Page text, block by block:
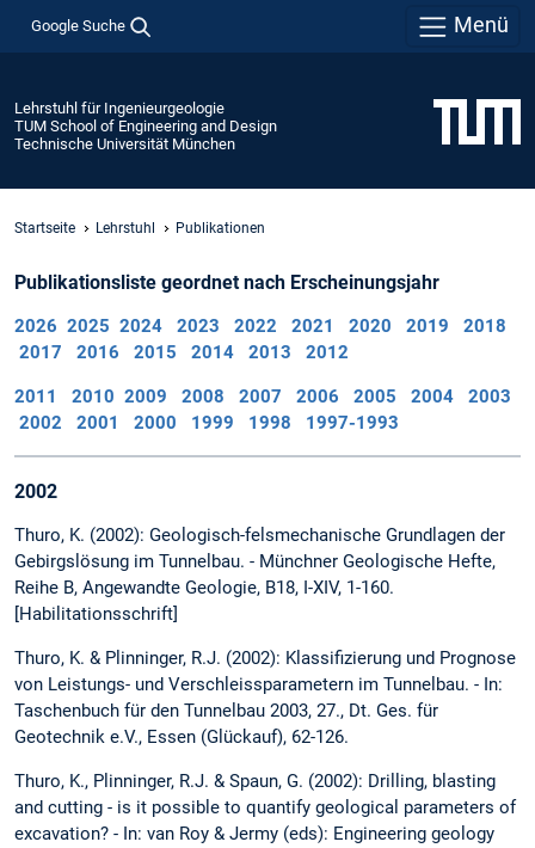
Google Suche Menü
Lehrstuhl für Ingenieurgeologie
TUM School of Engineering and Design
Technische Universität München
Startseite Lehrstuhl Publikationen
Publikationsliste geordnet nach Erscheinungsjahr
2026 2025 2024 2023 2022 2021 2020 2019
2018
2017
2016 2015 2014 2013 2012
2011 2010 2009 2008 2007 2006 2005 2004
2003
2002
2001 2000 1999 1998 1997-1993
2002
Thuro, K. (2002): Geologisch-felsmechanische Grundlagen der
Gebirgslösung im Tunnelbau. - Münchner Geologische Hefte,
Reihe B, Angewandte Geologie, B18, I-XIV, 1-160.
[Habilitationsschrift]
Thuro, K. & Plinninger, R.J. (2002): Klassifizierung und Prognose
von Leistungs- und Verschleissparametern im Tunnelbau. - In:
Taschenbuch für den Tunnelbau 2003, 27., Dt. Ges. für
Geotechnik e.V., Essen (Glückauf), 62-126.
Thuro, K., Plinninger, R.J. & Spaun, G. (2002): Drilling, blasting
and cutting - is it possible to quantify geological parameters of
excavation? - In: van Roy & Jermy (eds): Engineering geology